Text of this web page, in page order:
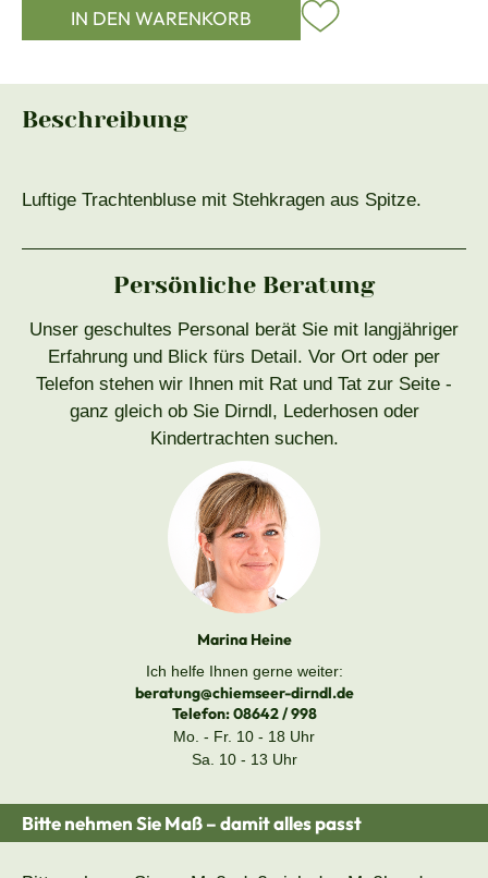
IN DEN WARENKORB
Beschreibung
Luftige Trachtenbluse mit Stehkragen aus Spitze.
Persönliche Beratung
Unser geschultes Personal berät Sie mit langjähriger
Erfahrung und Blick fürs Detail. Vor Ort oder per
Telefon stehen wir Ihnen mit Rat und Tat zur Seite -
ganz gleich ob Sie Dirndl, Lederhosen oder
Kindertrachten suchen.
Marina Heine
Ich helfe Ihnen gerne weiter:
beratung@chiemseer-dirndl.de
Telefon:08642 / 998
Mo. - Fr. 10 - 18 Uhr
Sa. 10 - 13 Uhr
Bitte nehmen Sie Maß – damit alles passt